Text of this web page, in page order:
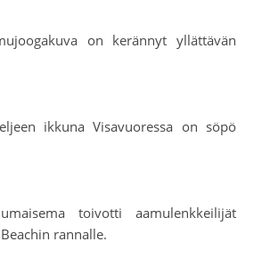
on kerännyt yllättävän
ikkuna Visavuoressa on söpö
toivotti aamulenkkeilijät
rannalle.